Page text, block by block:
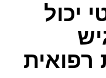
יכול
רפואית